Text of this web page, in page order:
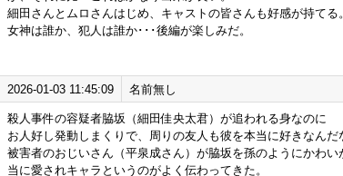
細田さんとムロさんはじめ、キャストの皆さんも好感が持てる。
女神は誰か、犯人は誰か･･･後編が楽しみだ。
2026-01-03 11:45:09 名前無し
殺人事件の容疑者脇坂（細田佳央太君）が追われる身なのに
お人好し発動しまくりで、周りの友人も彼を本当に好きなんだ
被害者のおじいさん（平泉成さん）が脇坂を孫のようにかわ
当に愛されキャラというのがよく伝わってきた。